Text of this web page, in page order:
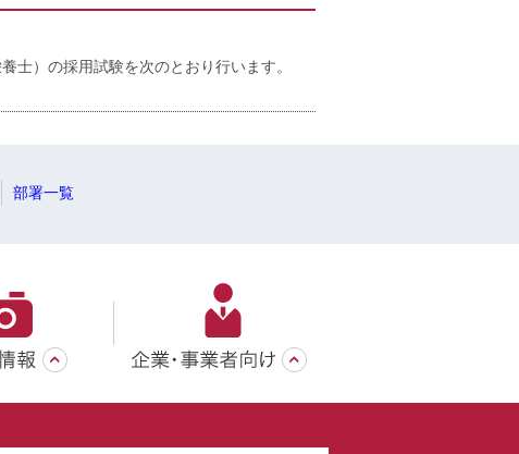
士）の採用試験を次のとおり行います。
部署一覧